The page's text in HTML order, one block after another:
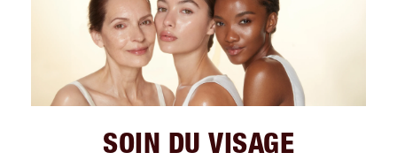
SOIN DU VISAGE